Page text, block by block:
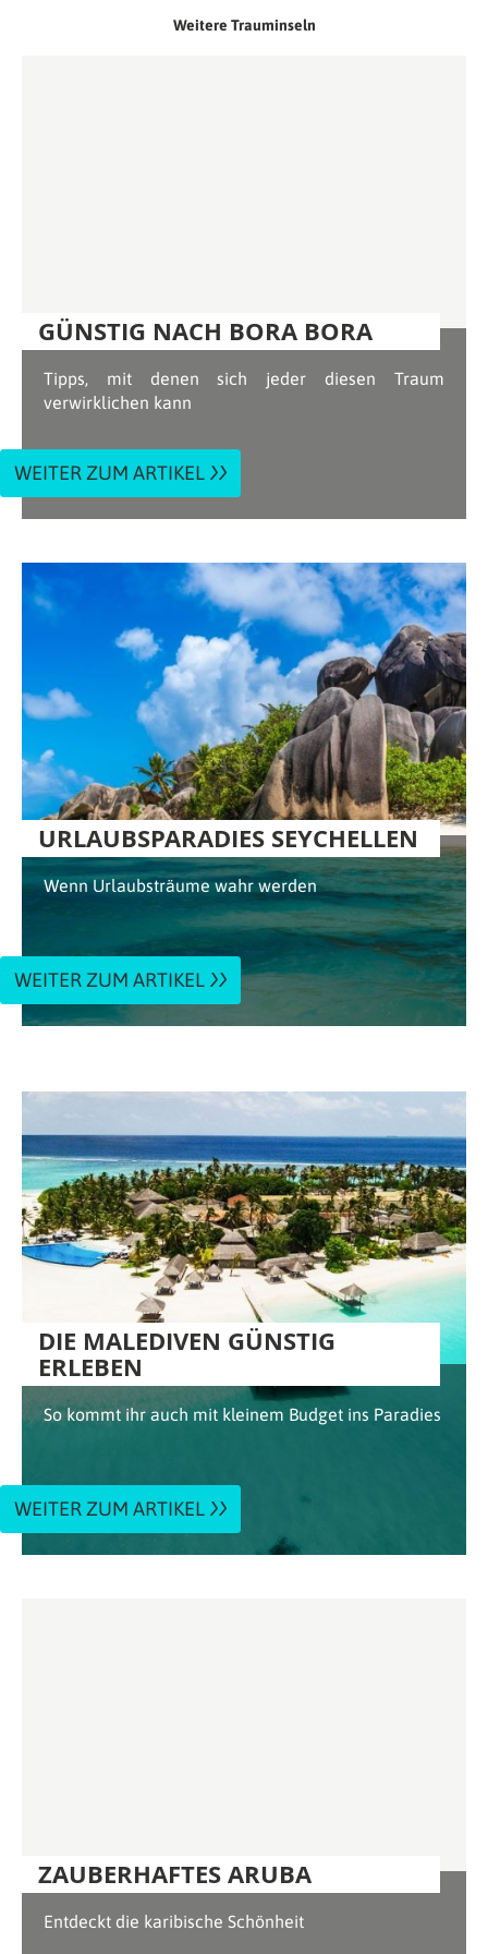
Weitere Trauminseln
GÜNSTIG NACH BORA BORA
Tipps, mit denen sich jeder diesen Traum
verwirklichen kann
WEITER ZUM ARTIKEL
URLAUBSPARADIES SEYCHELLEN
Wenn Urlaubsträume wahr werden
WEITER ZUM ARTIKEL
DIE MALEDIVEN GÜNSTIG
ERLEBEN
So kommt ihr auch mit kleinem Budget ins Paradies
WEITER ZUM ARTIKEL
ZAUBERHAFTES ARUBA
Entdeckt die karibische Schönheit